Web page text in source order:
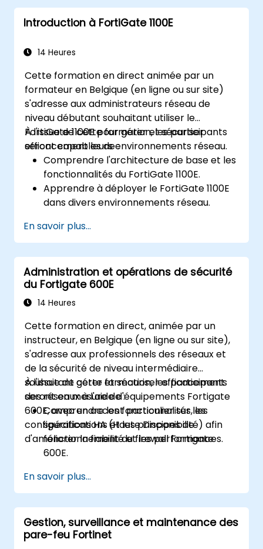
Introduction à FortiGate 1100E
14 Heures
Cette formation en direct animée par un
formateur en Belgique (en ligne ou sur site)
s'adresse aux administrateurs réseau de
niveau débutant souhaitant utiliser le
FortiGate 1100E pour gérer et sécuriser
efficacement leurs environnements réseau.
À l'issue de cette formation, les participants
seront capables de :
Comprendre l'architecture de base et les
fonctionnalités du FortiGate 1100E.
Apprendre à déployer le FortiGate 1100E
dans divers environnements réseau.
tâches de configuration et de gestion de
base.
Comprendre les politiques de sécurité, le
NAT et les VPN.
Savoir surveiller et entretenir le FortiGate
1100E.
En savoir plus...
Administration et opérations de sécurité
du Fortigate 600E
14 Heures
Cette formation en direct, animée par un
instructeur, en Belgique (en ligne ou sur site),
s'adresse aux professionnels des réseaux et
de la sécurité de niveau intermédiaire
souhaitant gérer et sécuriser efficacement
des réseaux à l'aide d'équipements Fortigate
600E, avec un accent particulier sur les
configurations HA (Haute Disponibilité) afin
d'améliorer la fiabilité et les performances.
À l'issue de cette formation, les participants
seront en mesure de :
Comprendre les fonctionnalités, les
spécifications et les principes de
fonctionnement du firewall Fortigate
600E.
Fortigate 600E, y compris les tâches de
base telles que la configuration des
interfaces, le routage et les politiques de
firewall initiales.
Configurer et gérer des fonctionnalités de
En savoir plus...
Gestion, surveillance et maintenance des
pare-feu Fortinet